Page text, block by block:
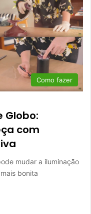
Como fazer
Globo:
com
mudar a iluminação
bonita